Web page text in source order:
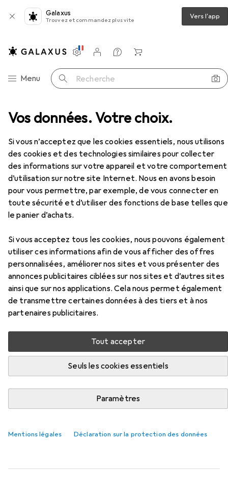
Vos données. Votre choix.
Si vous n’acceptez que les cookies essentiels, nous utilisons
des cookies et des technologies similaires pour collecter
des informations sur votre appareil et votre comportement
d’utilisation sur notre site Internet. Nous en avons besoin
pour vous permettre, par exemple, de vous connecter en
toute sécurité et d’utiliser des fonctions de base telles que
le panier d’achats.
Si vous acceptez tous les cookies, nous pouvons également
utiliser ces informations afin de vous afficher des offres
personnalisées, améliorer nos sites et vous présenter des
annonces publicitaires ciblées sur nos sites et d’autres sites
ainsi que sur nos applications. Cela nous permet également
de transmettre certaines données à des tiers et à nos
partenaires publicitaires.
Tout accepter
Seuls les cookies essentiels
Paramètres
Mentions légales Déclaration sur la protection des données
Galaxus
Trouvez et commandez plus vite Vers l'app
Navigation par catégorie
Menu Recherche
Paramètres
Compte client
Listes de comparaison
Listes d'envies
Panier
+ accessoires Selle de vélo Terry Figura GT
EUR
63,90
TerryFigura GT
Accessoires pour Terry Figura GT
Ici, vous trouverez des accessoires compatibles avec le
produit Terry Figura GT des catégories Sacoche pour vélo
et Accessoires de selle de vélo.
Populaire Sacoche Pour Vélo Accessoires De Selle De
Pertinence
Liste des produits
EUR
67,49
15 l, Sacoche de selle